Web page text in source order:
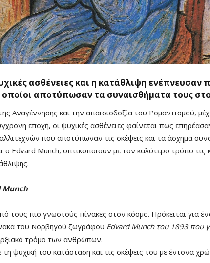
ασθένειες και η κατάθλιψη ενέπνευσαν
οποίοι αποτύπωσαν τα συναισθήματα τους
Αναγέννησης και την απαισιοδοξία του Ρομαντισμού,
εποχή, οι ψυχικές ασθένειες φαίνεται πως
που αποτύπωναν τις σκέψεις και τα άσχημα
ο Edvard Munch, οπτικοποιούν με τον καλύτερο τρόπο τις
Munch
τους πιο γνωστούς πίνακες στον κόσμο. Πρόκειται για
του Νορβηγού ζωγράφου Edvard Munch του 1893 που
τρόμο των ανθρώπων.
τη ψυχική του κατάσταση και τις σκέψεις του με έντονα